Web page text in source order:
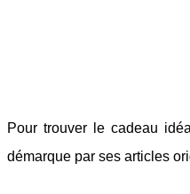
Pour trouver le cadeau
démarque par ses articles